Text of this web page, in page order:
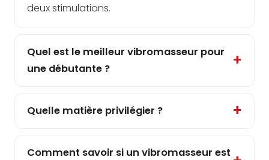
deux stimulations.
Quel est le meilleur vibromasseur pour
une débutante ?
Quelle matière privilégier ?
Comment savoir si un vibromasseur est